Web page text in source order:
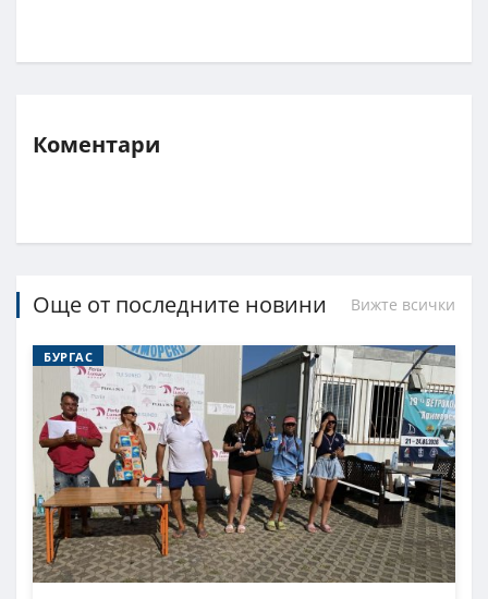
Коментари
Още от последните новини Вижте всички
БУРГАС